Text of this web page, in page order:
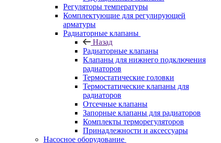
Регуляторы температуры
Комплектующие для регулирующей
арматуры
Радиаторные клапаны
Назад
Радиаторные клапаны
Клапаны для нижнего подключения
радиаторов
Термостатические головки
Термостатические клапаны для
радиаторов
Отсечные клапаны
Запорные клапаны для радиаторов
Комплекты терморегуляторов
Принадлежности и аксессуары
Насосное оборудование